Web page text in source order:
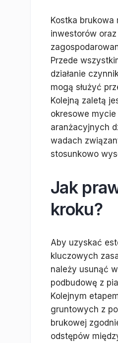
Kostka
inwestorów
Przede
działanie
mogą służyć
Kolejną zaletą
okresowe
aranżacyjnych
wadach
stosunkowo
Jak
kroku?
Aby uzyskać
kluczowych
należy usunąć
podbudowę z
Kolejnym
gruntowych z
brukowej
odstępów